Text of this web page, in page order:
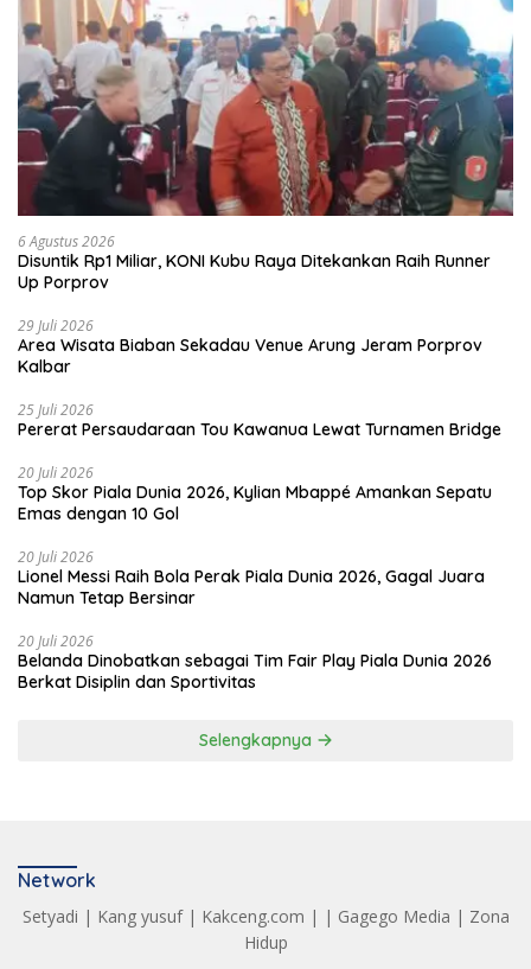
6 Agustus 2026
Disuntik Rp1 Miliar, KONI Kubu Raya Ditekankan Raih Runner
Up Porprov
29 Juli 2026
Area Wisata Biaban Sekadau Venue Arung Jeram Porprov
Kalbar
25 Juli 2026
Pererat Persaudaraan Tou Kawanua Lewat Turnamen Bridge
20 Juli 2026
Top Skor Piala Dunia 2026, Kylian Mbappé Amankan Sepatu
Emas dengan 10 Gol
20 Juli 2026
Lionel Messi Raih Bola Perak Piala Dunia 2026, Gagal Juara
Namun Tetap Bersinar
20 Juli 2026
Belanda Dinobatkan sebagai Tim Fair Play Piala Dunia 2026
Berkat Disiplin dan Sportivitas
Selengkapnya
Network
Setyadi | Kang yusuf| Kakceng.com | | Gagego Media | Zona
Hidup